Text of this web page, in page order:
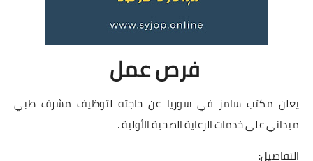
فرص عمل
يعلن مكتب سامز في سوريا عن حاجته لتوظيف مشرف طبي
ميداني على خدمات الرعاية الصحية الأولية .
التفاصيل: